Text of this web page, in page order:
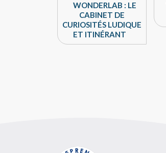
WONDERLAB : LE
CABINET DE
CURIOSITÉS LUDIQUE
ET ITINÉRANT